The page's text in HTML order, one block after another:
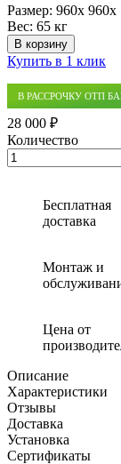
Размер: 960x
Вес: 65 кг
В корзину
Купить в 1 клик
В РАССРОЧКУ ОТП
28 000 ₽
Количество
Количество
товара
дренажный
колодец
1550мм
Бесплатная
доставка
Монтаж и
Цена от
Описание
Характеристики
Отзывы
Доставка
Установка
Сертификаты